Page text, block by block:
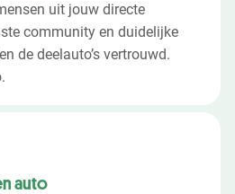
uit jouw directe
community en duidelijke
de deelauto’s vertrouwd.
auto